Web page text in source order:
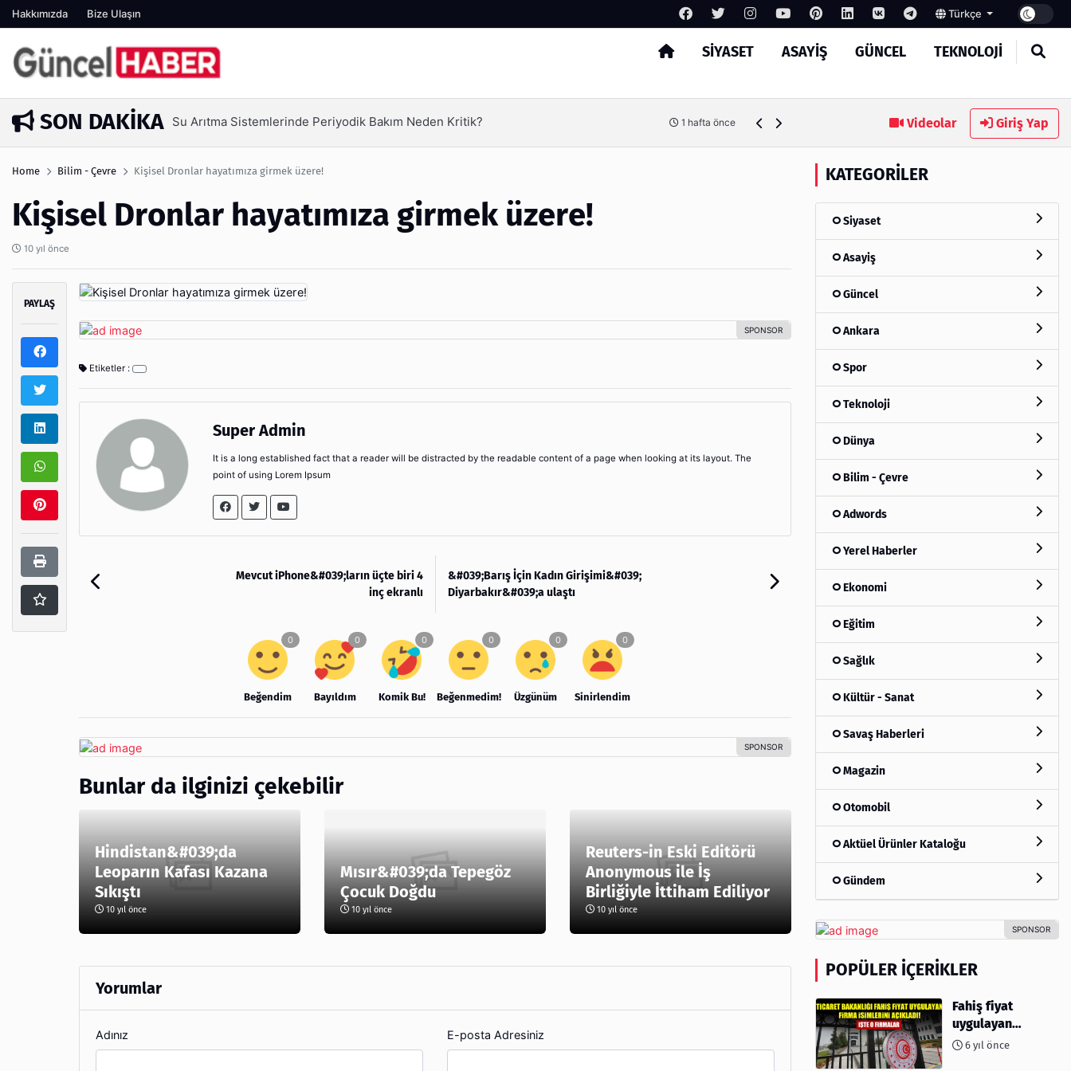
Hakkımızda Bize Ulaşın Türkçe
SIYASET ASAYIŞ GÜNCEL TEKNOLOJI
Arama
SON DAKIKA
6 gün önce Su Arıtma Sistemlerinde Periyodik Bakım Neden Kritik? 1 hafta önce Ambalaj Süreçlerinde Yeni Nesil Verimliliği Olimpack ile
Videolar Giriş Yap
Home Bilim - Çevre Kişisel Dronlar hayatımıza girmek üzere!
Kişisel Dronlar hayatımıza girmek üzere!
10 yıl önce
PAYLAŞ
Etiketler :
Super Admin
It is a long established fact that a reader will be distracted by the readable content of a page when looking at its layout. The
point of using Lorem Ipsum
Mevcut iPhone&#039;ların üçte biri 4
inç ekranlı
&#039;Barış İçin Kadın Girişimi&#039;
Diyarbakır&#039;a ulaştı
Beğendim Bayıldım Komik Bu! Beğenmedim! Üzgünüm Sinirlendim
Bunlar da ilginizi çekebilir
Hindistan&#039;da
Leoparın Kafası Kazana
Sıkıştı
10 yıl önce
Mısır&#039;da Tepegöz
Çocuk Doğdu
10 yıl önce
Reuters-in Eski Editörü
Anonymous ile İş
Birliğiyle İttiham Ediliyor
10 yıl önce
Yorumlar
Adınız E-posta Adresiniz
KATEGORILER
Siyaset
Asayiş
Güncel
Ankara
Spor
Teknoloji
Dünya
Bilim - Çevre
Adwords
Yerel Haberler
Ekonomi
Eğitim
Sağlık
Kültür - Sanat
Savaş Haberleri
Magazin
Otomobil
Aktüel Ürünler Kataloğu
Gündem
POPÜLER İÇERIKLER
Fahiş fiyat
uygulayan
firmalar açıklandı
6 yıl önce